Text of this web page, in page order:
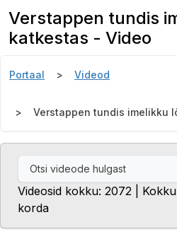
Verstappen tundis
katkestas - Video
Portaal Videod
Verstappen tundis imelikku
Videosid kokku: 2072 |
korda